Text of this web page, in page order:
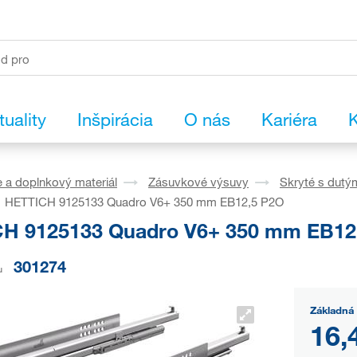
Inšpirácia O nás Kariéra
a doplnkový materiál Zásuvkové výsuvy
Skryté s
HETTICH 9125133 Quadro V6+ 350 mm EB12,5 P2O
9125133 Quadro V6+ 350 mm
301274